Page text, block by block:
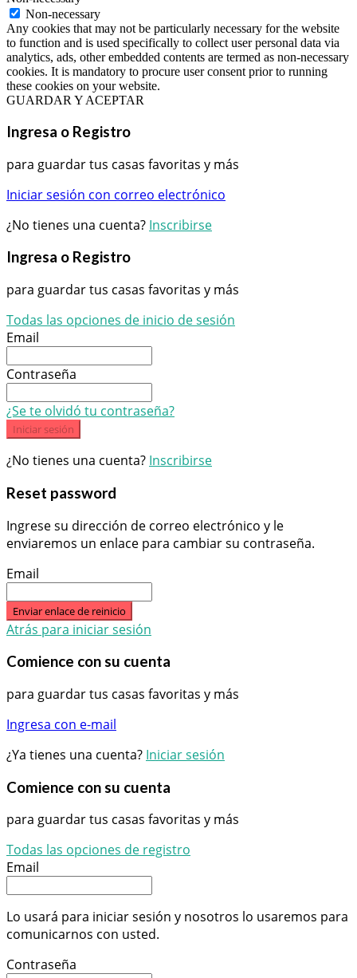
Non-necessary
Any cookies that may not be particularly necessary for the website
to function and is used specifically to collect user personal data via
analytics, ads, other embedded contents are termed as non-necessary
cookies. It is mandatory to procure user consent prior to running
these cookies on your website.
GUARDAR Y ACEPTAR
Ingresa o Registro
para guardar tus casas favoritas y más
Iniciar sesión con correo electrónico
¿No tienes una cuenta? Inscribirse
Ingresa o Registro
para guardar tus casas favoritas y más
Todas las opciones de inicio de sesión
Email
Contraseña
¿Se te olvidó tu contraseña?
Iniciar sesión
¿No tienes una cuenta? Inscribirse
Reset password
Ingrese su dirección de correo electrónico y le
enviaremos un enlace para cambiar su contraseña.
Email
Enviar enlace de reinicio
Atrás para iniciar sesión
Comience con su cuenta
para guardar tus casas favoritas y más
Ingresa con e-mail
¿Ya tienes una cuenta? Iniciar sesión
Comience con su cuenta
para guardar tus casas favoritas y más
Todas las opciones de registro
Email
Lo usará para iniciar sesión y nosotros lo usaremos para
comunicarnos con usted.
Contraseña